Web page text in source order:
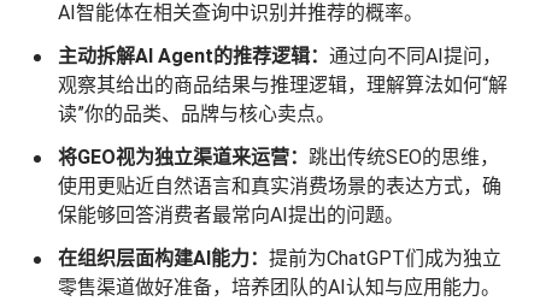
AI智能体在相关查询中识别并推荐的概率。
主动拆解AI Agent的推荐逻辑： 通过向不同AI提问，
观察其给出的商品结果与推理逻辑，理解算法如何“解
读”你的品类、品牌与核心卖点。
将GEO视为独立渠道来运营： 跳出传统SEO的思维，
使用更贴近自然语言和真实消费场景的表达方式，确
保能够回答消费者最常向AI提出的问题。
在组织层面构建AI能力： 提前为ChatGPT们成为独立
零售渠道做好准备，培养团队的AI认知与应用能力。